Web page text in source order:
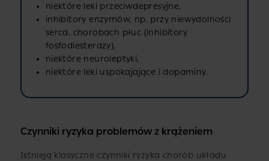
niektóre leki przeciwdepresyjne,
inhibitory enzymów, np. przy niewydolności
serca, chorobach płuc (inhibitory
fosfodiesterazy),
niektóre neuroleptyki,
niektóre leki uspokajające i dopaminy.
Czynniki ryzyka problemów z krążeniem
Istnieją klasyczne czynniki ryzyka chorób układu